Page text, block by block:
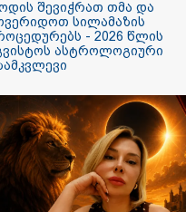
სიკვდილი"
10:49 / 04-
როდის
შევიჭრათ თმა და
სილამაზის
- 2026 წლის
ასტროლოგიური